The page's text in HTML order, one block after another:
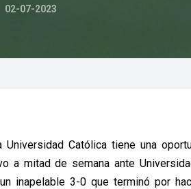
02-07-2023
Universidad Católica tiene una
a mitad de semana ante
inapelable 3-0 que terminó por